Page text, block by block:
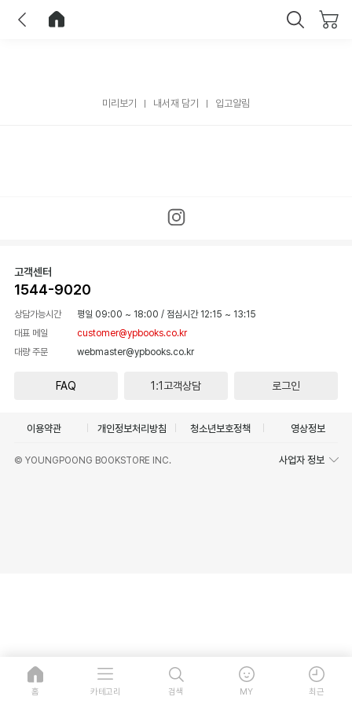
미리보기 내서재 담기 입고알림
고객센터
1544-9020
상담가능시간 평일 09:00 ~ 18:00 / 점심시간 12:15 ~ 13:15
대표 메일
customer@ypbooks.co.kr
대량 주문
webmaster@ypbooks.co.kr
FAQ 1:1고객상담 로그인
이용약관 개인정보처리방침 청소년보호정책 영상정보
© YOUNGPOONG BOOKSTORE INC. 사업자 정보
홈 카테고리 검색 MY 최근